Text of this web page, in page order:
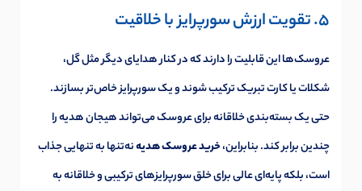
5. تقویت ارزش سورپرایز با خلاقیت
عروسک‌ها این قابلیت را دارند که در کنار هدایای دیگر مثل گل،
شکلات یا کارت تبریک ترکیب شوند و یک سورپرایز خاص‌تر بسازند.
حتی یک بسته‌بندی خلاقانه برای عروسک می‌تواند هیجان هدیه را
چندین برابر کند. بنابراین،خرید عروسک هدیهنه‌تنها به تنهایی جذاب
است، بلکه پایه‌ای عالی برای خلق سورپرایزهای ترکیبی و خلاقانه به